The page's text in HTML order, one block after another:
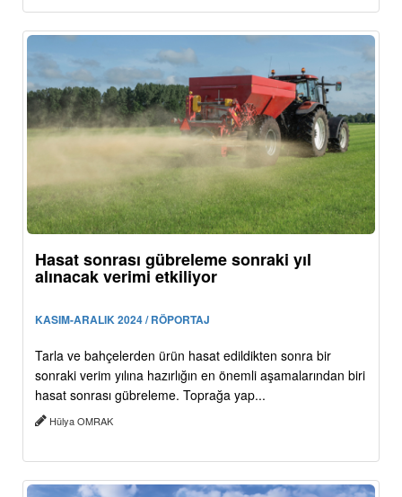
Hasat sonrası gübreleme sonraki yıl
alınacak verimi etkiliyor
KASIM-ARALIK 2024 / RÖPORTAJ
Tarla ve bahçelerden ürün hasat edildikten sonra bir
sonraki verim yılına hazırlığın en önemli aşamalarından biri
hasat sonrası gübreleme. Toprağa yap...
Hülya OMRAK